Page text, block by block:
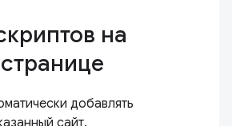
на
добавлять
сайт.